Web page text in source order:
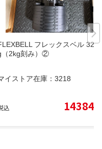
フレックスベル 32k
（2kg刻み）②
イストア在庫： 3218
込 14384